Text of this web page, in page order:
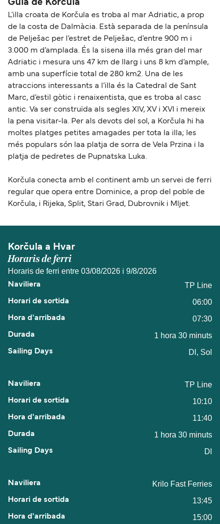
Guia de Korčula
L’illa croata de Korčula es troba al mar Adriatic, a prop
de la costa de Dalmàcia. Està separada de la península
de Pelješac per l’estret de Pelješac, d’entre 900 m i
3.000 m d’amplada. És la sisena illa més gran del mar
Adriatic i mesura uns 47 km de llarg i uns 8 km d’ample,
amb una superfície total de 280 km2. Una de les
atraccions interessants a l’illa és la Catedral de Sant
Marc, d’estil gòtic i renaixentista, que es troba al casc
antic. Va ser construïda als segles XIV, XV i XVI i mereix
la pena visitar-la. Per als devots del sol, a Korčula hi ha
moltes platges petites amagades per tota la illa; les
més populars són laa platja de sorra de Vela Przina i la
platja de pedretes de Pupnatska Luka.
Korčula conecta amb el continent amb un servei de ferri
regular que opera entre Dominice, a prop del poble de
Korčula, i Rijeka, Split, Stari Grad, Dubrovnik i Mljet.
Korčula a Hvar
Horaris de ferri
Horaris de ferri entre 03/08/2026 i 9/8/2026
TP Line
06:00
07:30
1 hora 30 minuts
Dl, Sol
TP Line
10:10
11:40
1 hora 30 minuts
Dl
Krilo Fast Ferries
13:45
15:00